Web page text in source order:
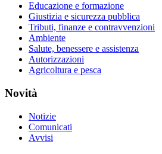
Educazione e formazione
Giustizia e sicurezza pubblica
Tributi, finanze e contravvenzioni
Ambiente
Salute, benessere e assistenza
Autorizzazioni
Agricoltura e pesca
Novità
Notizie
Comunicati
Avvisi